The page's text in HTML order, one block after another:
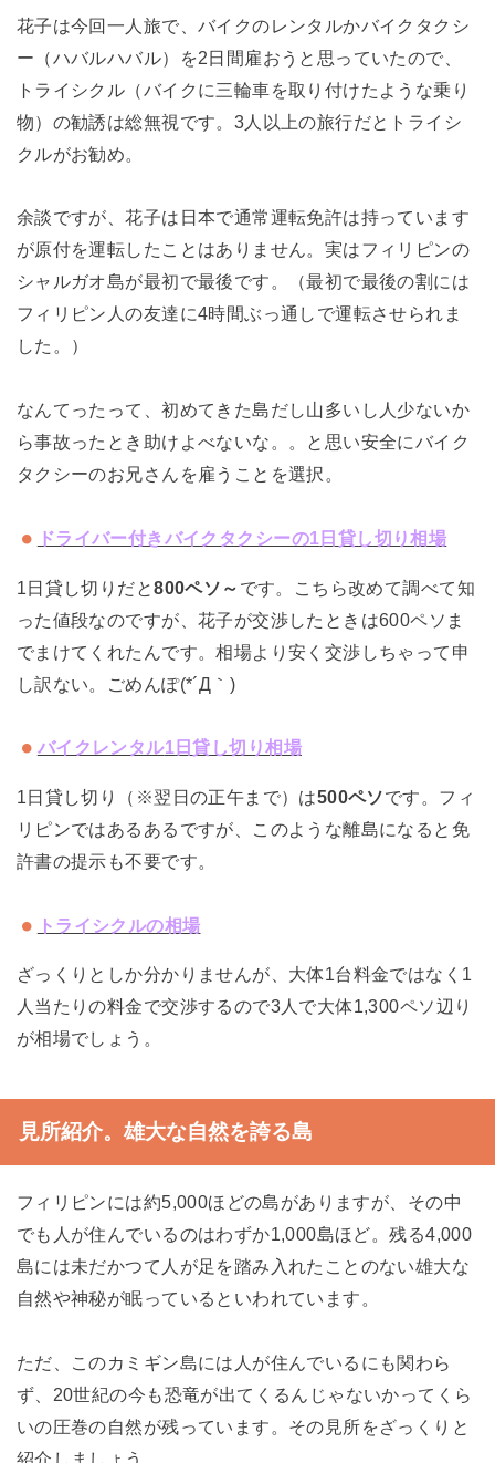
花子は今回一人旅で、バイクのレンタルかバイクタクシ
ー（ハバルハバル）を2日間雇おうと思っていたので、
トライシクル（バイクに三輪車を取り付けたような乗り
物）の勧誘は総無視です。3人以上の旅行だとトライシ
クルがお勧め。
余談ですが、花子は日本で通常運転免許は持っています
が原付を運転したことはありません。実はフィリピンの
シャルガオ島が最初で最後です。（最初で最後の割には
フィリピン人の友達に4時間ぶっ通しで運転させられま
した。）
なんてったって、初めてきた島だし山多いし人少ないか
ら事故ったとき助けよべないな。。と思い安全にバイク
タクシーのお兄さんを雇うことを選択。
ドライバー付きバイクタクシーの1 日貸し切り相場
1日貸し切りだと800ペソ～ です。こちら改めて調べて知
った値段なのですが、花子が交渉したときは600ペソま
でまけてくれたんです。相場より安く交渉しちゃって申
し訳ない。ごめんぽ(*´Д｀)
バイクレンタル1 日貸し切り相場
1日貸し切り（※翌日の正午まで）は500ペソです。フィ
リピンではあるあるですが、このような離島になると免
許書の提示も不要です。
トライシクルの相場
ざっくりとしか分かりませんが、大体1台料金ではなく1
人当たりの料金で交渉するので3人で大体1,300ペソ辺り
が相場でしょう。
見所紹介。雄大な自然を誇る島
フィリピンには約5,000ほどの島がありますが、その中
でも人が住んでいるのはわずか1,000島ほど。残る4,000
島には未だかつて人が足を踏み入れたことのない雄大な
自然や神秘が眠っているといわれています。
ただ、このカミギン島には人が住んでいるにも関わら
ず、20世紀の今も恐竜が出てくるんじゃないかってくら
いの圧巻の自然が残っています。その見所をざっくりと
紹介しましょう。